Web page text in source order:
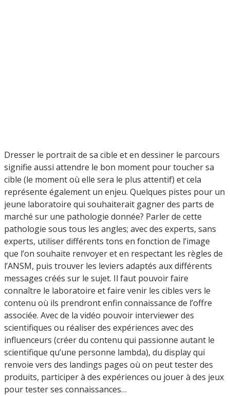
Dresser le portrait de sa cible et en dessiner le parcours
signifie aussi attendre le bon moment pour toucher sa
cible (le moment où elle sera le plus attentif) et cela
représente également un enjeu. Quelques pistes pour un
jeune laboratoire qui souhaiterait gagner des parts de
marché sur une pathologie donnée? Parler de cette
pathologie sous tous les angles; avec des experts, sans
experts, utiliser différents tons en fonction de l’image
que l’on souhaite renvoyer et en respectant les règles de
l’ANSM, puis trouver les leviers adaptés aux différents
messages créés sur le sujet. Il faut pouvoir faire
connaître le laboratoire et faire venir les cibles vers le
contenu où ils prendront enfin connaissance de l’offre
associée. Avec de la vidéo pouvoir interviewer des
scientifiques ou réaliser des expériences avec des
influenceurs (créer du contenu qui passionne autant le
scientifique qu’une personne lambda), du display qui
renvoie vers des landings pages où on peut tester des
produits, participer à des expériences ou jouer à des jeux
pour tester ses connaissances…